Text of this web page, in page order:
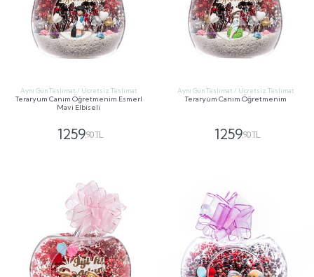
Aynı Gün Teslimat / Ücretsiz Teslimat
Teraryum Canım Öğretmenim Esmerl
Mavi Elbiseli
1259,90 TL
Aynı Gün Teslimat / Ücretsiz Teslimat
Teraryum Canım Öğretmenim
1259,90 TL